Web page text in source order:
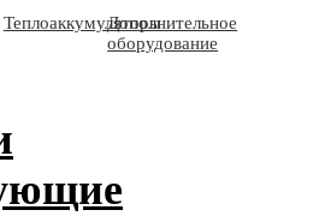
ТеплоаккумуляторыДополнительное
оборудование